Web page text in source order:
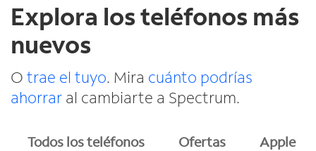
Explora los teléfonos más
nuevos
O trae el tuyo. Mira cuánto podrías
ahorrar al cambiarte a Spectrum.
Todos los teléfonos Ofertas Apple